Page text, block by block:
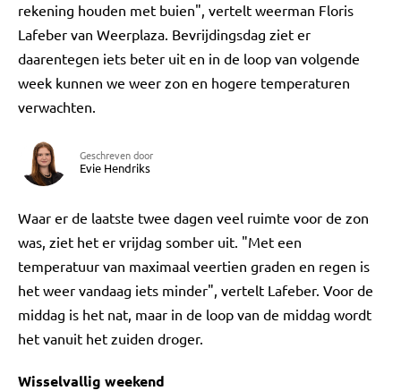
rekening houden met buien", vertelt weerman Floris
Lafeber van Weerplaza. Bevrijdingsdag ziet er
daarentegen iets beter uit en in de loop van volgende
week kunnen we weer zon en hogere temperaturen
verwachten.
Geschreven door
Evie Hendriks
Waar er de laatste twee dagen veel ruimte voor de zon
was, ziet het er vrijdag somber uit. "Met een
temperatuur van maximaal veertien graden en regen is
het weer vandaag iets minder", vertelt Lafeber. Voor de
middag is het nat, maar in de loop van de middag wordt
het vanuit het zuiden droger.
Wisselvallig weekend